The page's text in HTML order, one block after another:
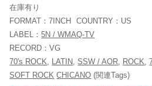
在庫有り
FORMAT：7INCH COUNTRY： US
LABEL：5N / WMAQ-TV
RECORD：VG
70's ROCK
LATIN ,SSW / AOR ROCK ,
SOFT ROCK CHICANO (関連Tags)